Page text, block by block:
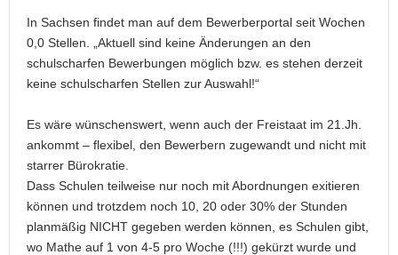
In Sachsen findet man auf dem Bewerberportal seit Wochen
0,0 Stellen. „Aktuell sind keine Änderungen an den
schulscharfen Bewerbungen möglich bzw. es stehen derzeit
keine schulscharfen Stellen zur Auswahl!“
Es wäre wünschenswert, wenn auch der Freistaat im 21.Jh.
ankommt – flexibel, den Bewerbern zugewandt und nicht mit
starrer Bürokratie.
Dass Schulen teilweise nur noch mit Abordnungen exitieren
können und trotzdem noch 10, 20 oder 30% der Stunden
planmäßig NICHT gegeben werden können, es Schulen gibt,
wo Mathe auf 1 von 4-5 pro Woche (!!!) gekürzt wurde und